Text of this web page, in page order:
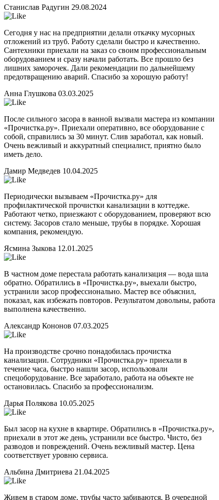
Станислав Радугин 29.08.2024
Сегодня у нас на предприятии делали откачку мусорных
отложений из труб. Работу сделали быстро и качественно.
Сантехники приехали на заказ со своим профессиональным
оборудованием и сразу начали работать. Все прошло без
лишних заморочек. Дали рекомендации по дальнейшему
предотвращению аварий. Спасибо за хорошую работу!
Анна Глушкова 03.03.2025
После сильного засора в ванной вызвали мастера из компании
«Прочистка.ру». Приехали оперативно, все оборудование с
собой, справились за 30 минут. Слив заработал, как новый.
Очень вежливый и аккуратный специалист, приятно было
иметь дело.
Дамир Медведев 10.04.2025
Периодически вызываем «Прочистка.ру» для
профилактической прочистки канализации в коттедже.
Работают четко, приезжают с оборудованием, проверяют всю
систему. Засоров стало меньше, трубы в порядке. Хорошая
компания, рекомендую.
Ясмина Зыкова 12.01.2025
В частном доме перестала работать канализация — вода шла
обратно. Обратились в «Прочистка.ру», выехали быстро,
устранили засор профессионально. Мастер все объяснил,
показал, как избежать повторов. Результатом довольны, работа
выполнена качественно.
Александр Кононов 07.03.2025
На производстве срочно понадобилась прочистка
канализации. Сотрудники «Прочистка.ру» приехали в
течение часа, быстро нашли засор, использовали
спецоборудование. Все заработало, работа на объекте не
остановилась. Спасибо за профессионализм.
Дарья Полякова 10.05.2025
Был засор на кухне в квартире. Обратились в «Прочистка.ру»,
приехали в этот же день, устранили все быстро. Чисто, без
разводов и повреждений. Очень вежливый мастер. Цена
соответствует уровню сервиса.
Альбина Дмитриева 21.04.2025
Живем в старом доме, трубы часто забиваются. В очередной